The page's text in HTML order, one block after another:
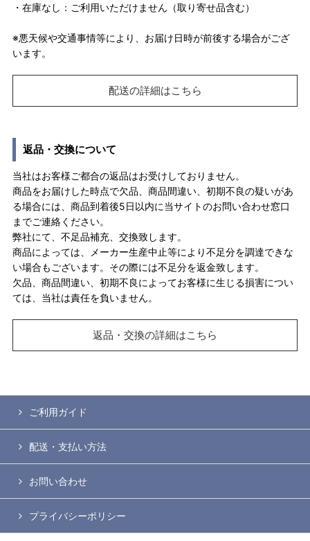
・在庫なし：ご利用いただけません（取り寄せ品含む）
※悪天候や交通事情等により、お届け日時が前後する場合がござ
います。
配送の詳細はこちら
返品・交換について
当社はお客様ご都合の返品はお受けしておりません。
商品をお届けした時点で欠品、商品間違い、初期不良の疑いがあ
る場合には、商品到着後5日以内に当サイトのお問い合わせ窓口
までご連絡ください。
弊社にて、不足品補充、交換致します。
商品によっては、メーカー生産中止等により不足分を調達できな
い場合もございます。その際には不足分を返金致します。
欠品、商品間違い、初期不良によってお客様に生じる損害につい
ては、当社は責任を負いません。
返品・交換の詳細はこちら
ご利用ガイド
配送・支払い方法
お問い合わせ
プライバシーポリシー